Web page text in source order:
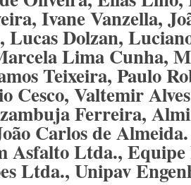
Ivane Vanzella,
Dolzan,
Lima Cunha,
Teixeira, Paulo
Cesco, Valtemir
Ferreira,
Carlos de
Asfalto Ltda.,
Ltda., Unipav